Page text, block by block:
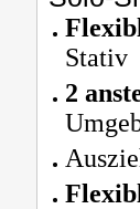
Stativ
2